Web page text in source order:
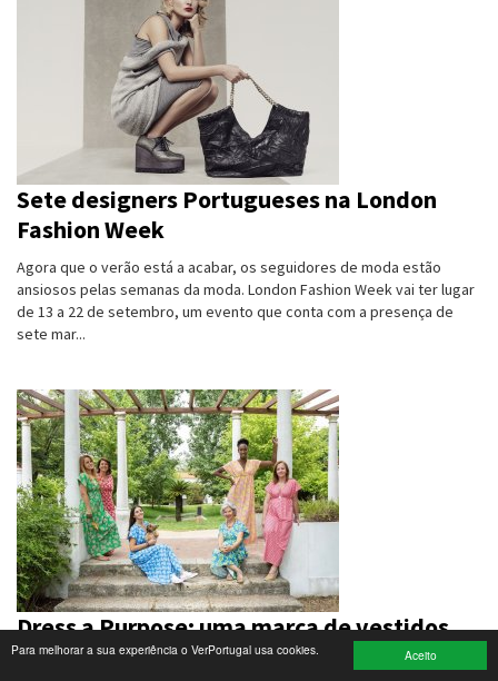
Aceito
Para melhorar a sua experiência o VerPortugal usa cookies.
Cultura e Educação
Gastronomia
Telecomunicações
Turismo e Lazer
Desporto
Electrónica e Informática
Banca e Seguros
Moda e Design
Ciência e Investigação
Cinema
Multimédia
Sugestões
Sete designers Portugueses na London
Fashion Week
Agora que o verão está a acabar, os seguidores de moda estão
ansiosos pelas semanas da moda. London Fashion Week vai ter lugar
de 13 a 22 de setembro, um evento que conta com a presença de
sete mar...
Dress a Purpose: uma marca de vestidos
solidária